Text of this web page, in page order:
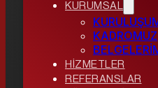
KURUMSAL
KADROMUZ
HİZMETLER
REFERANSLAR